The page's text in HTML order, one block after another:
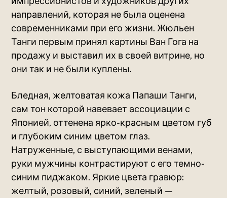
направлений, которая не была оценена
современниками при его жизни. Жюльен
Танги первым принял картины Ван Гога на
продажу и выставил их в своей витрине, но
они так и не были куплены.
Бледная, желтоватая кожа Папаши Танги,
сам тон которой навевает ассоциации с
Японией, оттенена ярко-красным цветом губ
и глубоким синим цветом глаз.
Натруженные, с выступающими венами,
руки мужчины контрастируют с его темно-
синим пиджаком. Яркие цвета гравюр:
желтый, розовый, синий, зеленый —